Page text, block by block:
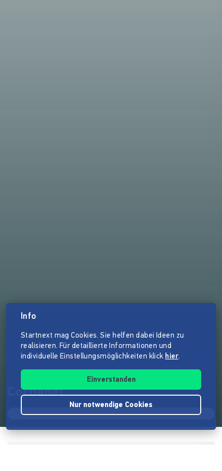
Cocoanel
Info
Startnext mag Cookies. Sie helfen dabei Ideen zu
realisieren. Für detaillierte Informationen und
individuelle Einstellungsmöglichkeiten klick hier.
Einverstanden
Nur notwendige Cookies